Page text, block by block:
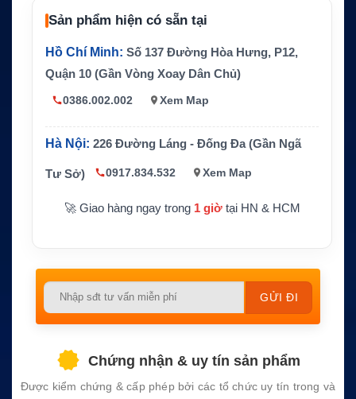
Thời lượng p
in
Khoảng 11 giờ
Pin Li-ion 1570mAh
g nước
Tính năng n
ổi bật
Trọng lượng Khoảng 220g
Khoảng 30.5mm
Sản phẩm hiện có sẵn tại
Hồ Chí Minh: Số 137 Đường Hòa Hưng, P12,
Quận 10 (Gần Vòng Xoay Dân Chủ)
0386.002.002 Xem Map
Hà Nội: 226 Đường Láng - Đống Đa (Gần Ngã
Tư Sở) 0917.834.532 Xem Map
🚀 Giao hàng ngay trong 1 giờtại HN & HCM
Please
empty.
Chứng nhận & uy tín sản phẩm
Được kiểm chứng & cấp phép bởi các tổ chức uy tín trong và